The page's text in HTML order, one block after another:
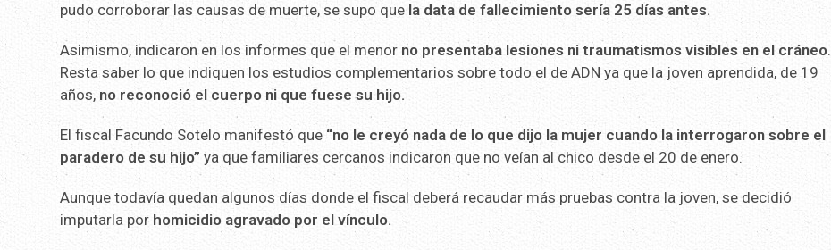
pudo corroborar las causas de muerte, se supo que la data de fallecimiento sería 25 días antes.
Asimismo, indicaron en los informes que el menor no presentaba lesiones ni traumatismos visibles en el cráneo.
Resta saber lo que indiquen los estudios complementarios sobre todo el de ADN ya que la joven aprendida, de 19
años,no reconoció el cuerpo ni que fuese su hijo.
El fiscal Facundo Sotelo manifestó que “no le creyó nada de lo que dijo la mujer cuando la interrogaron sobre el
paradero de su hijo” ya que familiares cercanos indicaron que no veían al chico desde el 20 de enero.
Aunque todavía quedan algunos días donde el fiscal deberá recaudar más pruebas contra la joven, se decidió
imputarla por homicidio agravado por el vínculo.